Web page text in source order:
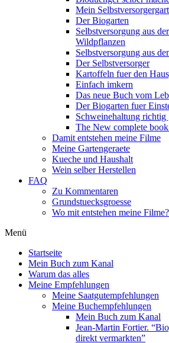
Mein
Der Biogarten
Selbstversorgung aus
Wildpflanzen
Selbstversorgung aus
Der Selbstversorger
Kartoffeln fuer den
Einfach imkern
Das neue Buch vom
Der Biogarten fuer
Schweinehaltung richtig
The New complete
Damit entstehen meine Filme
Meine Gartengeraete
Kueche und Haushalt
Wein selber Herstellen
FAQ
Zu Kommentaren
Grundstuecksgroesse
Wo mit entstehen meine Filme?
Menü
Startseite
Mein Buch zum Kanal
Warum das alles
Meine Empfehlungen
Meine Saatgutempfehlungen
Meine Buchempfehlungen
Mein Buch zum Kanal
Jean-Martin Fortier.
direkt vermarkten”